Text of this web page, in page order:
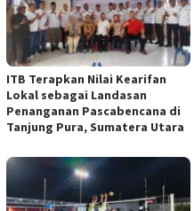
ITB Terapkan Nilai Kearifan
Lokal sebagai Landasan
Penanganan Pascabencana di
Tanjung Pura, Sumatera Utara